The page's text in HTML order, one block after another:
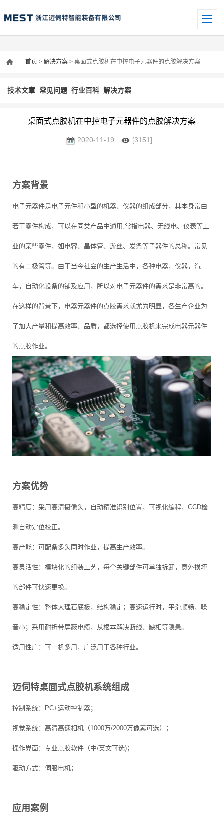
首页 > 解决方案 > 桌面式点胶机在中控电子元器件的点胶解决方案
技术文章 常见问题 行业百科 解决方案
桌面式点胶机在中控电子元器件的点胶解决方案
2020-11-19 [3151]
方案背景
电子元器件是电子元件和小型的机器、仪器的组成部分，其本身常由
若干零件构成，可以在同类产品中通用;常指电器、无线电、仪表等工
业的某些零件，如电容、晶体管、游丝、发条等子器件的总称。常见
的有二极管等。由于当今社会的生产生活中，各种电器，仪器，汽
车，自动化设备的铺及应用，所以对电子元器件的需求是非常高的。
在这样的背景下，电器元器件的点胶需求就尤为明显，各生产企业为
了加大产量和提高效率、品质，都选择使用点胶机来完成电器元器件
的点胶作业。
方案优势
高精度：采用高清摄像头，自动精准识别位置，可视化编程，CCD检
测自动定位校正。
高产能：可配备多头同时作业，提高生产效率。
高灵活性：模块化的组装工艺，每个关键部件可单独拆卸，意外损坏
的部件可快速更换。
高稳定性：整体大理石底板，结构稳定；高速运行时，平滑顺畅，噪
音小；采用耐折带屏蔽电缆，从根本解决断线、缺相等隐患。
适用性广：可一机多用，广泛用于各种行业。
迈伺特桌面式点胶机系统组成
控制系统：PC+运动控制器；
视觉系统：高清高速相机（1000万/2000万像素可选）；
操作界面：专业点胶软件（中/英文可选)；
驱动方式：伺服电机；
应用案例